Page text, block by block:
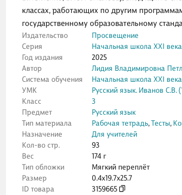
классах, работающих по другим
государственному образовательному
Издательство
Просвещение
Серия
Начальная школа XXI
Год издания
2025
Автор
Лидия Владимировна
Система обучения
Начальная школа XXI века
УМК
Русский язык. Иванов С.В.
Класс
3
Предмет
Русский язык
Тип материала
Рабочая тетрадь,Тесты,
Назначение
Для учителей
Кол-во стр.
93
Вес
174 г
Тип обложки
Мягкий переплёт
Размер
0.4x19.7x25.7
ID товара
3159665